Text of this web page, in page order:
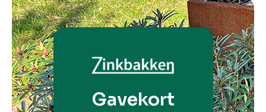
Gavekort